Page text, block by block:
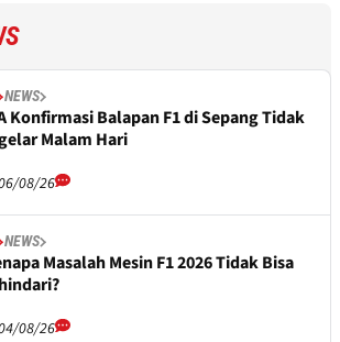
NEWS
Konfirmasi Balapan F1 di Sepang Tidak
Malam Hari
08/26
NEWS
Masalah Mesin F1 2026 Tidak Bisa
08/26